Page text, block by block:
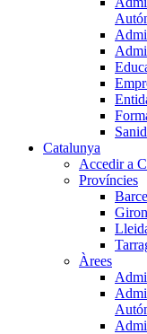
Catalunya
Accedir a
Províncies
Àrees